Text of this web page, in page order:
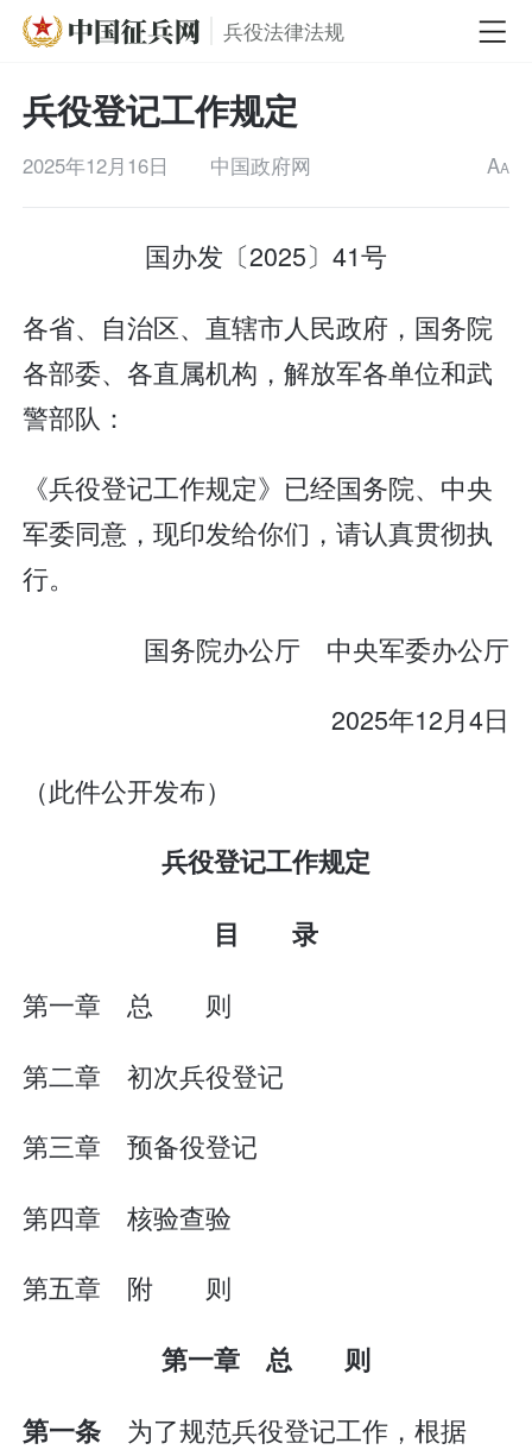
兵役法律法规
兵役登记工作规定
2025年12月16日 中国政府网 AA
国办发〔2025〕41号
各省、自治区、直辖市人民政府，国务院
各部委、各直属机构，解放军各单位和武
警部队：
《兵役登记工作规定》已经国务院、中央
军委同意，现印发给你们，请认真贯彻执
行。
国务院办公厅 中央军委办公厅
2025年12月4日
（此件公开发布）
兵役登记工作规定
目 录
第一章 总 则
第二章 初次兵役登记
第三章 预备役登记
第四章 核验查验
第五章 附 则
第一章 总 则
第一条 为了规范兵役登记工作，根据